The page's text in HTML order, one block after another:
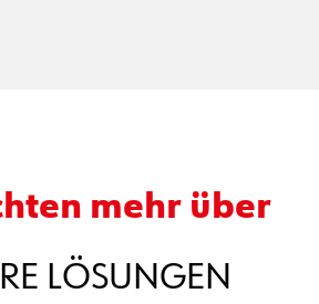
mehr über
LÖSUNGEN